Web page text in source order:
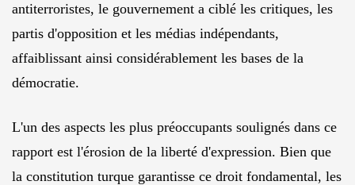
antiterroristes, le gouvernement a ciblé les critiques, les
partis d'opposition et les médias indépendants,
affaiblissant ainsi considérablement les bases de la
démocratie.
L'un des aspects les plus préoccupants soulignés dans ce
rapport est l'érosion de la liberté d'expression. Bien que
la constitution turque garantisse ce droit fondamental, les